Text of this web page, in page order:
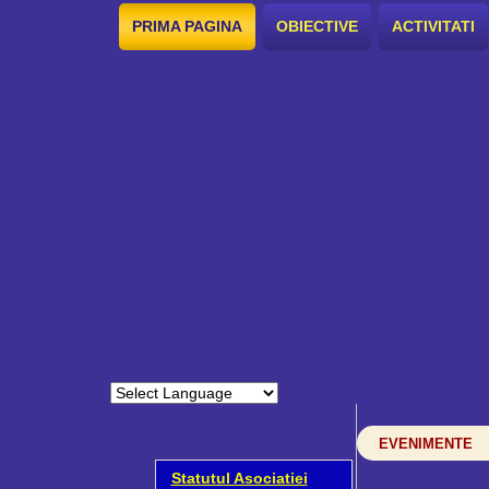
PRIMA PAGINA OBIECTIVE ACTIVITATI
Statutul Asociatiei
EVENIMENTE